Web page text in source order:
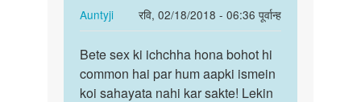
का
हू
मेने
आज
तक
Auntyji
रवि, 02/18/2018 - 06:36 पूर्वान्ह
In
reply
to
Sex
Karna
Bete
sex
ki
Bete sex ki ichchha hona bohot hi
common hai par hum aapki ismein
koi sahayata nahi kar sakte! Lekin